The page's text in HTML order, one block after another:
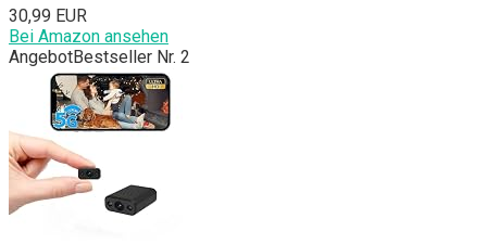
30,99 EUR
Bei Amazon ansehen
AngebotBestseller Nr. 2